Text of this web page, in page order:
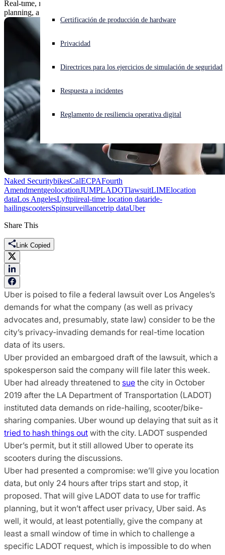
¿Está sufriendo un ciberataque? Obtenga ayuda ahora mismo
Iniciar sesión
Open language switcher
Certificación de producción de hardware
Privacidad
Directrices para los ejercicios de simulación de seguridad
Respuesta a incidentes
Reglamento de resiliencia operativa digital
Real-time, in-trip geolocation data isn't good for traffic/bike lane
planning, a draft of the suit says. What it's good for is surveillance.
Naked SecuritybikesCalECPAFourth
AmendmentgeolocationJUMPLADOTlawsuitLIMElocation
dataLos AngelesLyftpiireal-time location dataride-
hailingscootersSpinsurveillancetrip dataUber
Share This
Link Copied
Uber is poised to file a federal lawsuit over Los Angeles’s
demands for what the company (as well as privacy
advocates and, presumably, state law) consider to be the
city’s privacy-invading demands for real-time location
data of its users.
Uber provided an embargoed draft of the lawsuit, which a
spokesperson said the company will file later this week.
Uber had already threatened to sue the city in October
2019 after the LA Department of Transportation (LADOT)
instituted data demands on ride-hailing, scooter/bike-
sharing companies. Uber wound up delaying that suit as it
tried to hash things out with the city. LADOT suspended
Uber’s permit, but it still allowed Uber to operate its
scooters during the discussions.
Uber had presented a compromise: we’ll give you location
data, but only 24 hours after trips start and stop, it
proposed. That will give LADOT data to use for traffic
planning, but it won’t affect user privacy, Uber said. As
well, it would, at least potentially, give the company at
least a small window of time in which to challenge a
specific LADOT request, which is impossible to do when